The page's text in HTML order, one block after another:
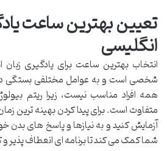
تعیین بهترین ساعت
انگلیسی
انتخاب بهترین ساعت برای یادگیری
شخصی است و به عوامل مختلفی بستگی
همه افراد مناسب نیست، زیرا ریتم
متفاوت است. برای پیدا کردن بهینه ترین
آزمایش کنید و به نیازها و پاسخ های بدن
شما کمک می کند تا برنامه ای انعطاف پذیر و